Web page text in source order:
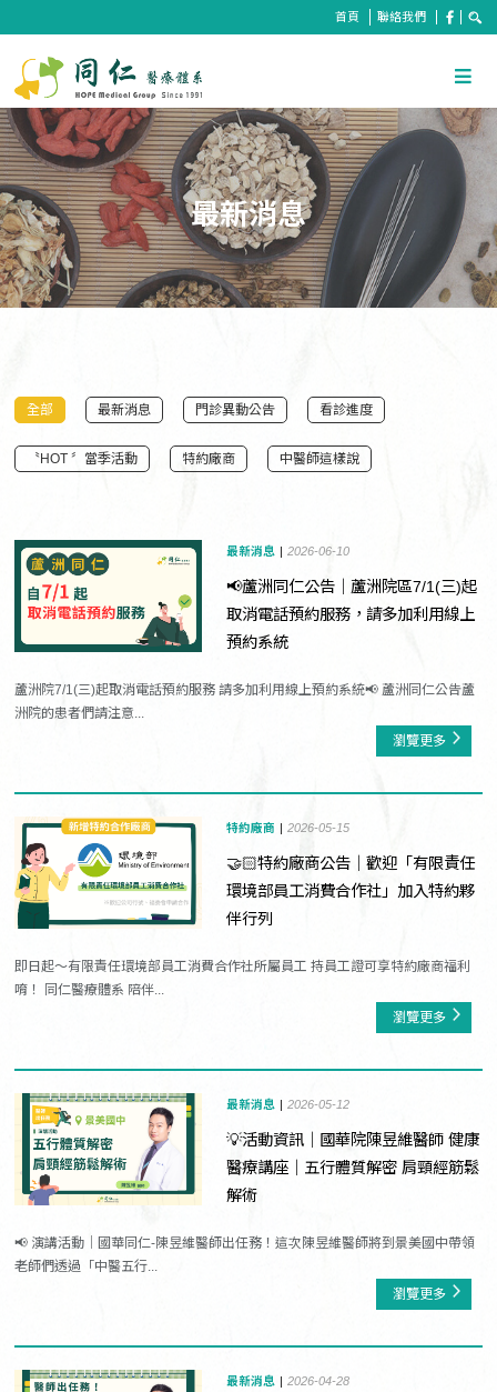
首頁 聯絡我們
最新消息
全部 最新消息 門診異動公告 看診進度
〝HOT 〞當季活動 特約廠商 中醫師這樣說
最新消息 2026-06-10
📢蘆洲同仁公告｜蘆洲院區7/1(三)起
取消電話預約服務，請多加利用線上
預約系統
蘆洲院7/1(三)起取消電話預約服務 請多加利用線上預約系統📢 蘆洲同仁公告蘆
洲院的患者們請注意...
瀏覽更多
特約廠商 2026-05-15
🤝🏻特約廠商公告｜歡迎「有限責任
環境部員工消費合作社」加入特約夥
伴行列
即日起～有限責任環境部員工消費合作社所屬員工 持員工證可享特約廠商福利
唷！ 同仁醫療體系 陪伴...
瀏覽更多
最新消息 2026-05-12
💡活動資訊｜國華院陳昱維醫師 健康
醫療講座｜五行體質解密 肩頸經筋鬆
解術
📢 演講活動｜國華同仁-陳昱維醫師出任務！這次陳昱維醫師將到景美國中帶領
老師們透過「中醫五行...
瀏覽更多
最新消息 2026-04-28